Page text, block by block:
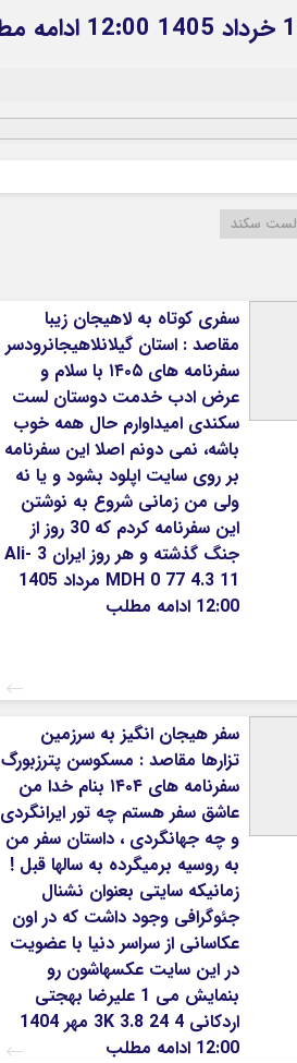
بلیط اتوبوس
لست سکند
سفری کوتاه به لاهیجان زیبا
مقاصد : استان گیلانلاهیجانرودسر
سفرنامه های ۱۴۰۵ با سلام و
عرض ادب خدمت دوستان لست
سکندی امیداوارم حال همه خوب
باشه، نمی دونم اصلا این سفرنامه
بر روی سایت اپلود بشود و یا نه
ولی من زمانی شروع به نوشتن
این سفرنامه کردم که 30 روز از
جنگ گذشته و هر روز ایران 3 Ali-
MDH 0 77 4.3 11 مرداد 1405
12:00 ادامه مطلب
سفر هیجان انگیز به سرزمین
تزارها مقاصد : مسکوسن پترزبورگ
سفرنامه های ۱۴۰۴ بنام خدا من
عاشق سفر هستم چه تور ایرانگردی
و چه جهانگردی ، داستان سفر من
به روسیه برمیگرده به سالها قبل !
زمانیکه سایتی بعنوان نشنال
جئوگرافی وجود داشت که در اون
عکاسانی از سراسر دنیا با عضویت
در این سایت عکسهاشون رو
بنمایش می 1 علیرضا بهجتی
اردکانی 4 3K 3.8 24 مهر 1404
12:00 ادامه مطلب